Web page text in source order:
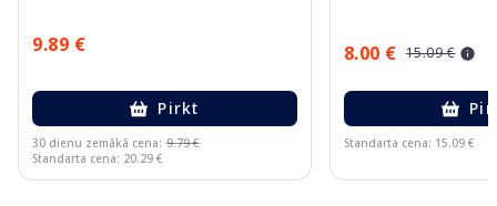
9.89 €
Pirkt
30 dienu zemākā cena: 9.79 €
Standarta cena: 20.29 €
8.00 € 15.09 €
Standarta cena: 15.09 €